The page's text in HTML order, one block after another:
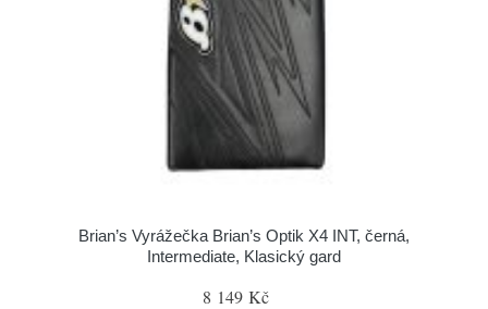
Brian’s Vyrážečka Brian’s Optik X4 INT, černá,
Intermediate, Klasický gard
8 149 Kč